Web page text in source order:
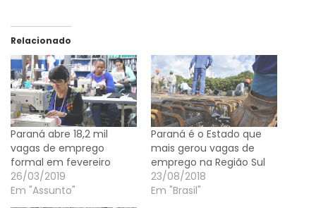
Relacionado
Paraná abre 18,2 mil
vagas de emprego
formal em fevereiro
26/03/2019
Em "Assunto"
Paraná é o Estado que
mais gerou vagas de
emprego na Região Sul
23/08/2018
Em "Brasil"